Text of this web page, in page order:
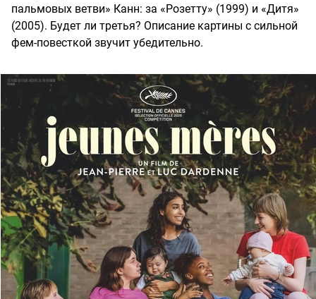
пальмовых ветви» Канн: за «Розетту» (1999) и «Дитя»
(2005). Будет ли третья? Описание картины с сильной
фем-повесткой звучит убедительно.